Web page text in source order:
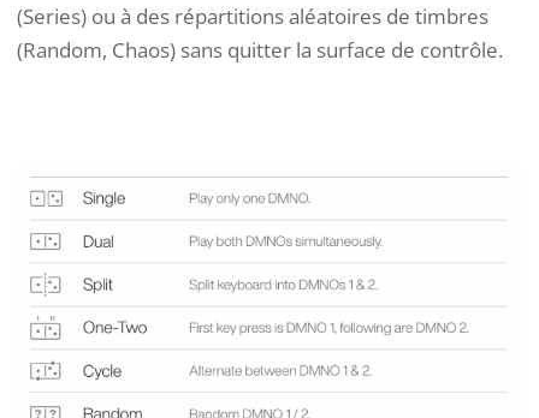
(Series) ou à des répartitions aléatoires de timbres
(Random, Chaos) sans quitter la surface de contrôle.